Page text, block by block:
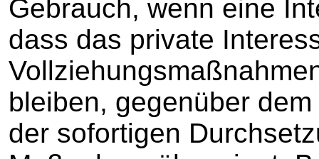
Gebrauch, wenn eine
dass das private
bleiben, gegenüber
der sofortigen